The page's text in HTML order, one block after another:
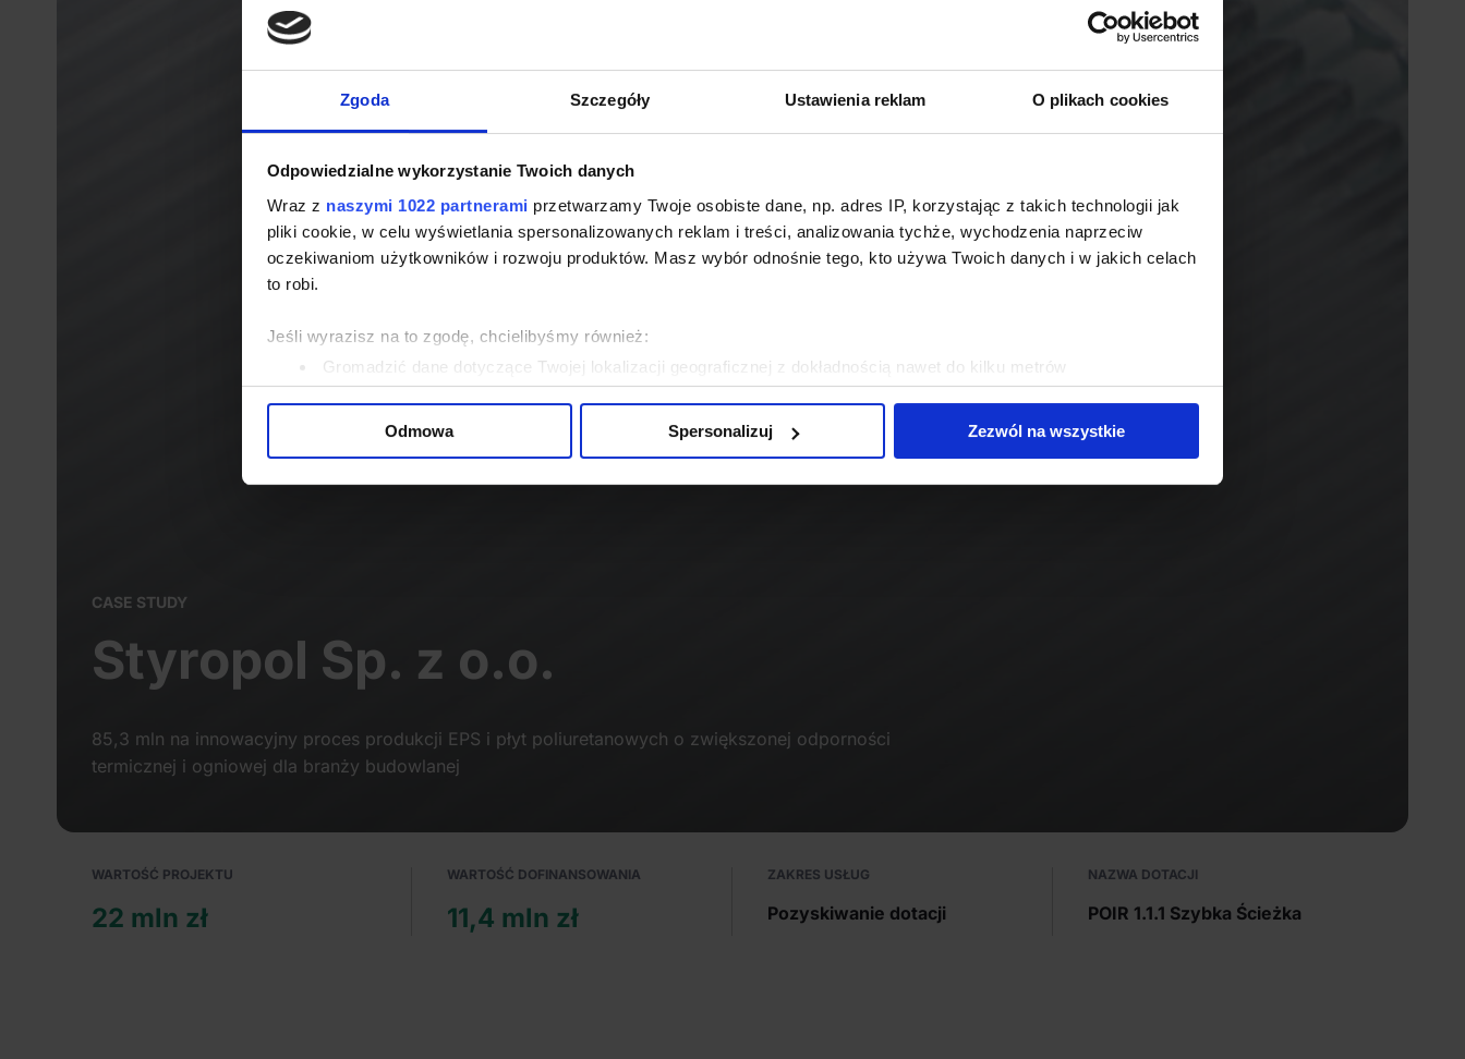
Zgoda Szczegóły Ustawienia reklam O plikach cookies
Odpowiedzialne wykorzystanie Twoich danych
Wraz z naszymi 1022 partnerami przetwarzamy Twoje osobiste dane, np. adres IP, korzystając z takich technologii jak
pliki cookie, w celu wyświetlania spersonalizowanych reklam i treści, analizowania tychże, wychodzenia naprzeciw
oczekiwaniom użytkowników i rozwoju produktów. Masz wybór odnośnie tego, kto używa Twoich danych i w jakich celach
to robi.
Jeśli wyrazisz na to zgodę, chcielibyśmy również:
Gromadzić dane dotyczące Twojej lokalizacji geograficznej z dokładnością nawet do kilku metrów
Identyfikować Twoje urządzenie, aktywnie analizując charakteryzującego je zbiory danych (fingerprinting, czyli
Odmowa Spersonalizuj Zezwól na wszystkie
CASE STUDY
Styropol Sp. z o.o.
85,3 mln na innowacyjny proces produkcji EPS i płyt poliuretanowych o zwiększonej odporności
termicznej i ogniowej dla branży budowlanej
WARTOŚĆ PROJEKTU
22 mln zł
WARTOŚĆ DOFINANSOWANIA
11,4 mln zł
ZAKRES USŁUG
Pozyskiwanie dotacji
NAZWA DOTACJI
POIR 1.1.1 Szybka Ścieżka